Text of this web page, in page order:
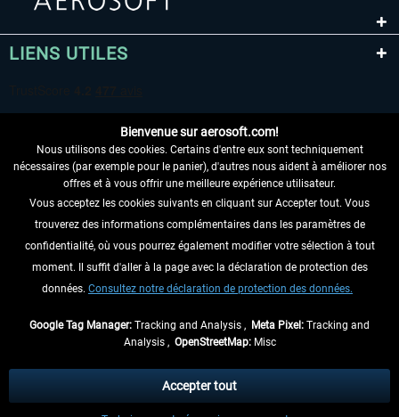
LIENS UTILES
RENONCER AU CONTRAT ICI
INFORMATIONS
NE MANQUEZ PAS LES DERNIÈRES
échéant, frais de remboursement, si aucune description contraire.
** S'applique aux envois vers l'Allemagne. Pour les autres pays, veuillez
Bienvenue sur aerosoft.com!
Nous utilisons des cookies. Certains d'entre eux sont techniquement
nécessaires (par exemple pour le panier), d'autres nous aident à améliorer nos
offres et à vous offrir une meilleure expérience utilisateur.
Vous acceptez les cookies suivants en cliquant sur Accepter tout. Vous
trouverez des informations complémentaires dans les paramètres de
confidentialité, où vous pourrez également modifier votre sélection à tout
moment. Il suffit d'aller à la page avec la déclaration de protection des
données. Consultez notre déclaration de protection des données.
Google Tag Manager: Tracking and Analysis , Meta Pixel: Tracking and
Analysis , OpenStreetMap:Misc
Accepter tout